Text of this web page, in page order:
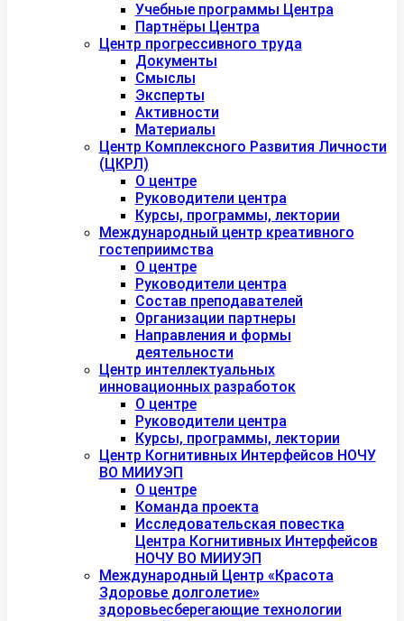
Учебные программы Центра
Партнёры Центра
Центр прогрессивного труда
Документы
Смыслы
Эксперты
Активности
Материалы
Центр Комплексного Развития Личности
(ЦКРЛ)
О центре
Руководители центра
Курсы, программы, лектории
Международный центр креативного
гостеприимства
О центре
Руководители центра
Состав преподавателей
Организации партнеры
Направления и формы
деятельности
Центр интеллектуальных
инновационных разработок
О центре
Руководители центра
Курсы, программы, лектории
Центр Когнитивных Интерфейсов НОЧУ
ВО МИИУЭП
О центре
Команда проекта
Исследовательская повестка
Центра Когнитивных Интерфейсов
НОЧУ ВО МИИУЭП
Международный Центр «Красота
Здоровье долголетие»
здоровьесберегающие технологии